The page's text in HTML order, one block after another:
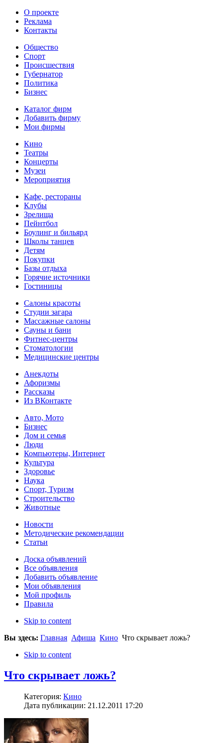
О проекте
Реклама
Контакты
Общество
Спорт
Происшествия
Губернатор
Политика
Бизнес
Каталог фирм
Добавить фирму
Мои фирмы
Кино
Театры
Концерты
Музеи
Мероприятия
Кафе, рестораны
Клубы
Зрелища
Пейнтбол
Боулинг и бильярд
Школы танцев
Детям
Покупки
Базы отдыха
Горячие источники
Гостиницы
Салоны красоты
Студии загара
Массажные салоны
Сауны и бани
Фитнес-центры
Стоматологии
Медицинские центры
Анекдоты
Афоризмы
Рассказы
Из ВКонтакте
Авто, Мото
Бизнес
Дом и семья
Люди
Компьютеры, Интернет
Культура
Здоровье
Наука
Спорт, Туризм
Строительство
Животные
Новости
Методические рекомендации
Статьи
Доска объявлений
Все объявления
Добавить объявление
Мои объявления
Мой профиль
Правила
Skip to content
Вы здесь: Главная Афиша Кино Что скрывает ложь?
Skip to content
Что скрывает ложь?
Категория: Кино
Дата публикации: 21.12.2011 17:20